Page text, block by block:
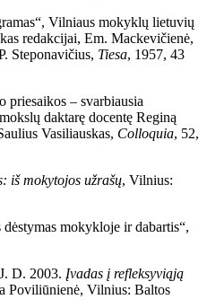
Vilniaus mokyklų lietuvių
redakcijai, Em. Mackevičienė,
Steponavičius, Tiesa, 1957, 43
priesaikos – svarbiausia
daktarę docentę Reginą
Vasiliauskas, Colloquia, 52,
iš mokytojos užrašų, Vilnius:
mokykloje ir dabartis“,
D. 2003. Įvadas į refleksyviąją
Poviliūnienė, Vilnius: Baltos